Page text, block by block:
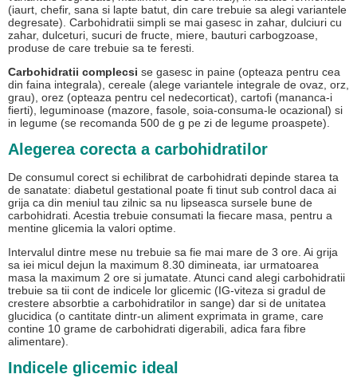
(iaurt, chefir, sana si lapte batut, din care trebuie sa alegi variantele
degresate). Carbohidratii simpli se mai gasesc in zahar, dulciuri cu
zahar, dulceturi, sucuri de fructe, miere, bauturi carbogzoase,
produse de care trebuie sa te feresti.
Carbohidratii complecsi se gasesc in paine (opteaza pentru cea
din faina integrala), cereale (alege variantele integrale de ovaz, orz,
grau), orez (opteaza pentru cel nedecorticat), cartofi (mananca-i
fierti), leguminoase (mazore, fasole, soia-consuma-le ocazional) si
in legume (se recomanda 500 de g pe zi de legume proaspete).
Alegerea corecta a carbohidratilor
De consumul corect si echilibrat de carbohidrati depinde starea ta
de sanatate: diabetul gestational poate fi tinut sub control daca ai
grija ca din meniul tau zilnic sa nu lipseasca sursele bune de
carbohidrati. Acestia trebuie consumati la fiecare masa, pentru a
mentine glicemia la valori optime.
Intervalul dintre mese nu trebuie sa fie mai mare de 3 ore. Ai grija
sa iei micul dejun la maximum 8.30 dimineata, iar urmatoarea
masa la maximum 2 ore si jumatate. Atunci cand alegi carbohidratii
trebuie sa tii cont de indicele lor glicemic (IG-viteza si gradul de
crestere absorbtie a carbohidratilor in sange) dar si de unitatea
glucidica (o cantitate dintr-un aliment exprimata in grame, care
contine 10 grame de carbohidrati digerabili, adica fara fibre
alimentare).
Indicele glicemic ideal